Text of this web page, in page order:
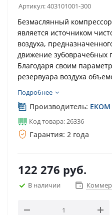
Артикул:403101001-300
Безмаслянный
является источником
воздуха,
движение зубоврачебных
Благодаря своим
резервуара воздуха
Подробнее
Производитель:
Код товара: 26336
Гарантия: 2 года
122 276 руб.
В наличии